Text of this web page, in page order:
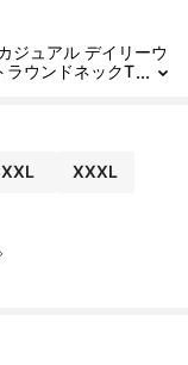
ジュアル デイリーウ
ラウンドネックT
XXL XXXL